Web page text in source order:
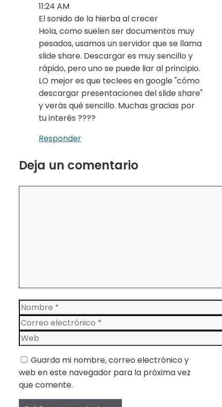
11:24 AM
El sonido de la hierba al crecer
Hola, como suelen ser documentos muy
pesados, usamos un servidor que se llama
slide share. Descargar es muy sencillo y
rápido, pero uno se puede liar al principio.
LO mejor es que teclees en google "cómo
descargar presentaciones del slide share"
y verás qué sencillo. Muchas gracias por
tu interés ????
Responder
Deja un comentario
Nombre
Correo
electrónico
Web
Guarda mi nombre, correo electrónico y
web en este navegador para la próxima vez
que comente.